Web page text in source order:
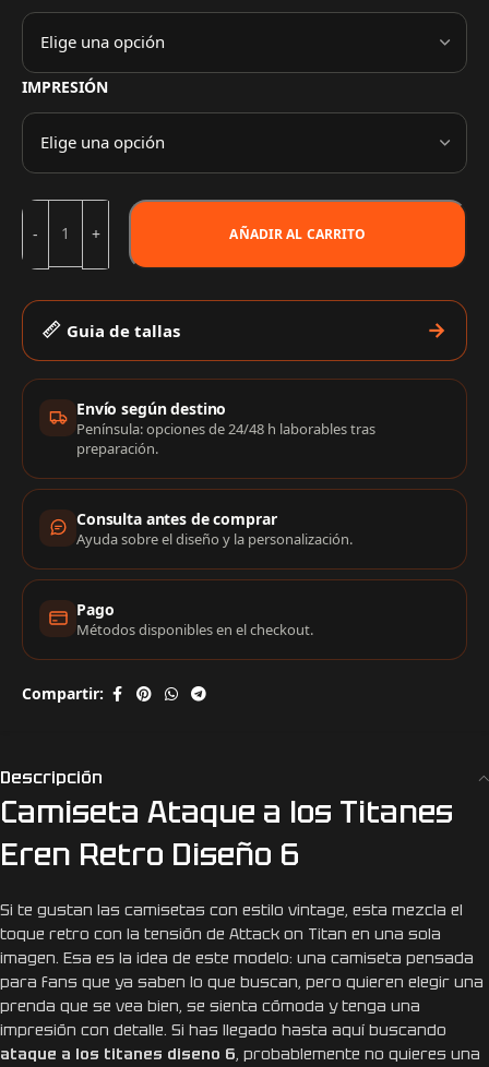
IMPRESIÓN
AÑADIR AL CARRITO
Guia de tallas
Información de compra
Envío según destino
Península: opciones de 24/48 h laborables tras
preparación.
Consulta antes de comprar
Ayuda sobre el diseño y la personalización.
Pago
Métodos disponibles en el checkout.
Compartir:
Descripción
Camiseta Ataque a los Titanes
Eren Retro Diseño 6
Si te gustan las camisetas con estilo vintage, esta mezcla el
toque retro con la tensión de Attack on Titan en una sola
imagen. Esa es la idea de este modelo: una camiseta pensada
para fans que ya saben lo que buscan, pero quieren elegir una
prenda que se vea bien, se sienta cómoda y tenga una
impresión con detalle. Si has llegado hasta aquí buscando
ataque a los titanes diseno 6, probablemente no quieres una